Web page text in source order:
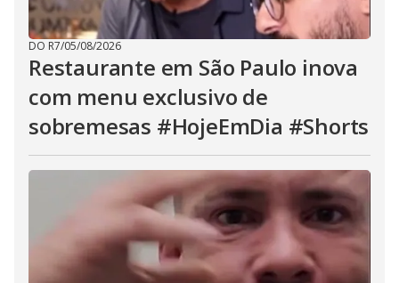
DO R7/05/08/2026
Restaurante em São Paulo inova
com menu exclusivo de
sobremesas #HojeEmDia #Shorts